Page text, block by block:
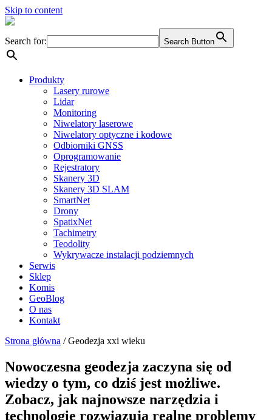
Skip to content
Search for: Search Button
Produkty
Lasery rurowe
Lidar
Monitoring
Niwelatory laserowe
Niwelatory optyczne i kodowe
Odbiorniki GNSS
Oprogramowanie
Rejestratory
Skanery 3D
Skanery 3D SLAM
SmartNet
Drony
SpatixNet
Tachimetry
Teodolity
Wykrywacze instalacji podziemnych
Serwis
Sklep
Komis
GeoBlog
O nas
Kontakt
Strona główna / Geodezja xxi wieku
Nowoczesna geodezja zaczyna się od
wiedzy o tym, co dziś jest możliwe.
Zobacz, jak najnowsze narzędzia i
technologie rozwiązują realne problemy